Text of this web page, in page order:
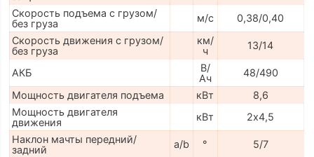
Скорость подъема с грузом/
без груза
м/с
0,38/0,40
Скорость движения с грузом/
без груза
км/
ч
13/14
АКБ
В/
Ач
48/490
Мощность двигателя подъема
кВт
8,6
Мощность двигателя
движения
кВт
2х4,5
Наклон мачты передний/
задний
a/b °
5/7